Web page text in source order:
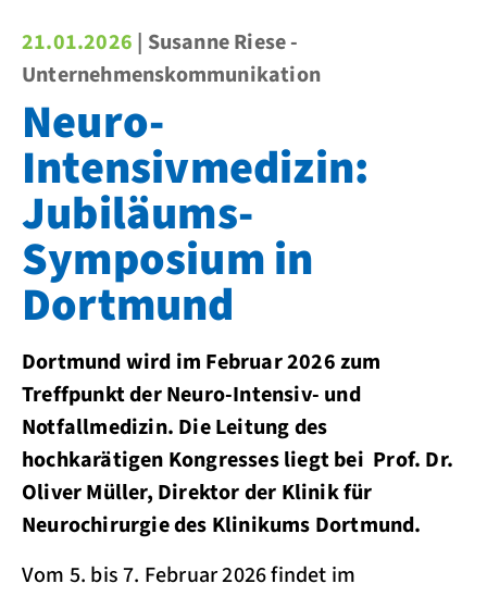
21.01.2026 | Susanne Riese -
Unternehmenskommunikation
Neuro-
Intensivmedizin:
Jubiläums-
Symposium in
Dortmund
Dortmund wird im Februar 2026 zum
Treffpunkt der Neuro-Intensiv- und
Notfallmedizin. Die Leitung des
hochkarätigen Kongresses liegt bei Prof. Dr.
Oliver Müller, Direktor der Klinik für
Neurochirurgie des Klinikums Dortmund.
Vom 5. bis 7. Februar 2026 findet im